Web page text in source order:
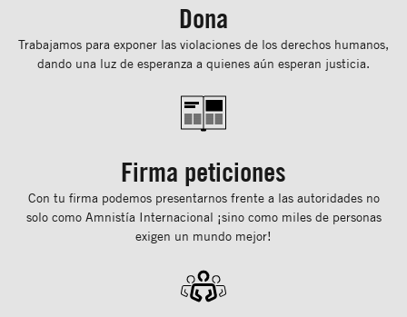
Dona
Trabajamos para exponer las violaciones de los derechos humanos,
dando una luz de esperanza a quienes aún esperan justicia.
Firma peticiones
Con tu ﬁrma podemos presentarnos frente a las autoridades no
solo como Amnistía Internacional ¡sino como miles de personas
exigen un mundo mejor!